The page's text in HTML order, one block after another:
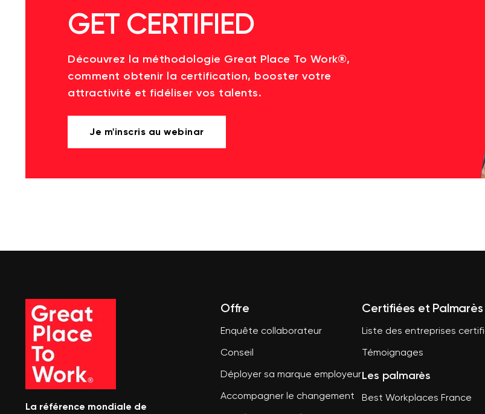
GET CERTIFIED
Découvrez la méthodologie Great Place To Work®,
comment obtenir la certification, booster votre
attractivité et fidéliser vos talents.
Je m'inscris au webinar
La référence mondiale de
Offre
Enquête collaborateur
Conseil
Déployer sa marque employeur
Accompagner le changement
Certifiées et Palmarès
Liste des entreprises
Témoignages
Les palmarès
Best Workplaces France